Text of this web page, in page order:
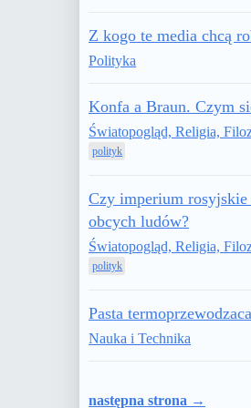
Z kogo te media chcą
Polityka
Konfa a Braun. Czym
Światopogląd, Religia,
polityk
Czy imperium rosyjskie
obcych ludów?
Światopogląd, Religia,
polityk
Pasta
Nauka i Technika
następna strona →